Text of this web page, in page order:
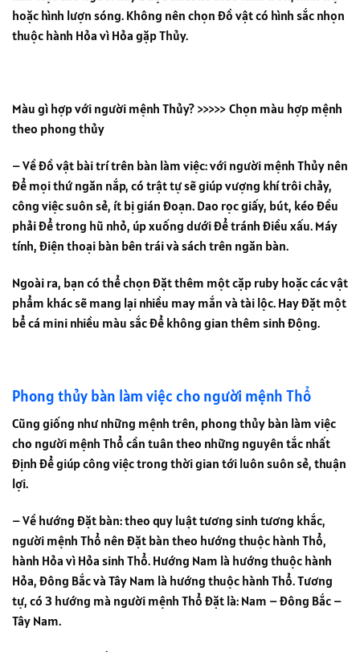
hoặc hình lượn sóng. Không nên chọn đồ vật có hình sắc nhọn
thuộc hành Hỏa vì Hỏa gặp Thủy.
Màu gì hợp với người mệnh Thủy? >>>>> Chọn màu hợp mệnh
theo phong thủy
– Về đồ vật bài trí trên bàn làm việc: với người mệnh Thủy nên
để mọi thứ ngăn nắp, có trật tự sẽ giúp vượng khí trôi chảy,
công việc suôn sẻ, ít bị gián đoạn. Dao rọc giấy, bút, kéo đều
phải để trong hũ nhỏ, úp xuống dưới để tránh điều xấu. Máy
tính, điện thoại bàn bên trái và sách trên ngăn bàn.
Ngoài ra, bạn có thể chọn đặt thêm một cặp ruby ​​hoặc các vật
phẩm khác sẽ mang lại nhiều may mắn và tài lộc. Hay đặt một
bể cá mini nhiều màu sắc để không gian thêm sinh động.
Phong thủy bàn làm việc cho người mệnh Thổ
Cũng giống như những mệnh trên, phong thủy bàn làm việc
cho người mệnh Thổ cần tuân theo những nguyên tắc nhất
định để giúp công việc trong thời gian tới luôn suôn sẻ, thuận
lợi.
– Về hướng đặt bàn: theo quy luật tương sinh tương khắc,
người mệnh Thổ nên đặt bàn theo hướng thuộc hành Thổ,
hành Hỏa vì Hỏa sinh Thổ. Hướng Nam là hướng thuộc hành
Hỏa, Đông Bắc và Tây Nam là hướng thuộc hành Thổ. Tương
tự, có 3 hướng mà người mệnh Thổ đặt là: Nam – Đông Bắc –
Tây Nam.